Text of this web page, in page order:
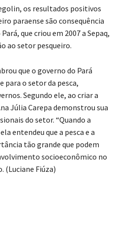
os resultados positivos
paraense são consequência
que criou em 2007 a Sepaq,
ao setor pesqueiro.
que o governo do Pará
para o setor da pesca,
Segundo ele, ao criar a
Júlia Carepa demonstrou sua
do setor. “Quando a
entendeu que a pesca e a
tão grande que podem
socioeconômico no
(Luciane Fiúza)